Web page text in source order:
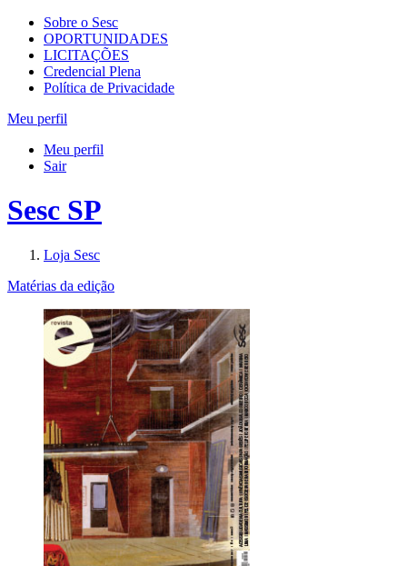
Sobre o Sesc
OPORTUNIDADES
LICITAÇÕES
Credencial Plena
Política de Privacidade
Meu perfil
Meu perfil
Sair
Sesc SP
Loja Sesc
Matérias da edição